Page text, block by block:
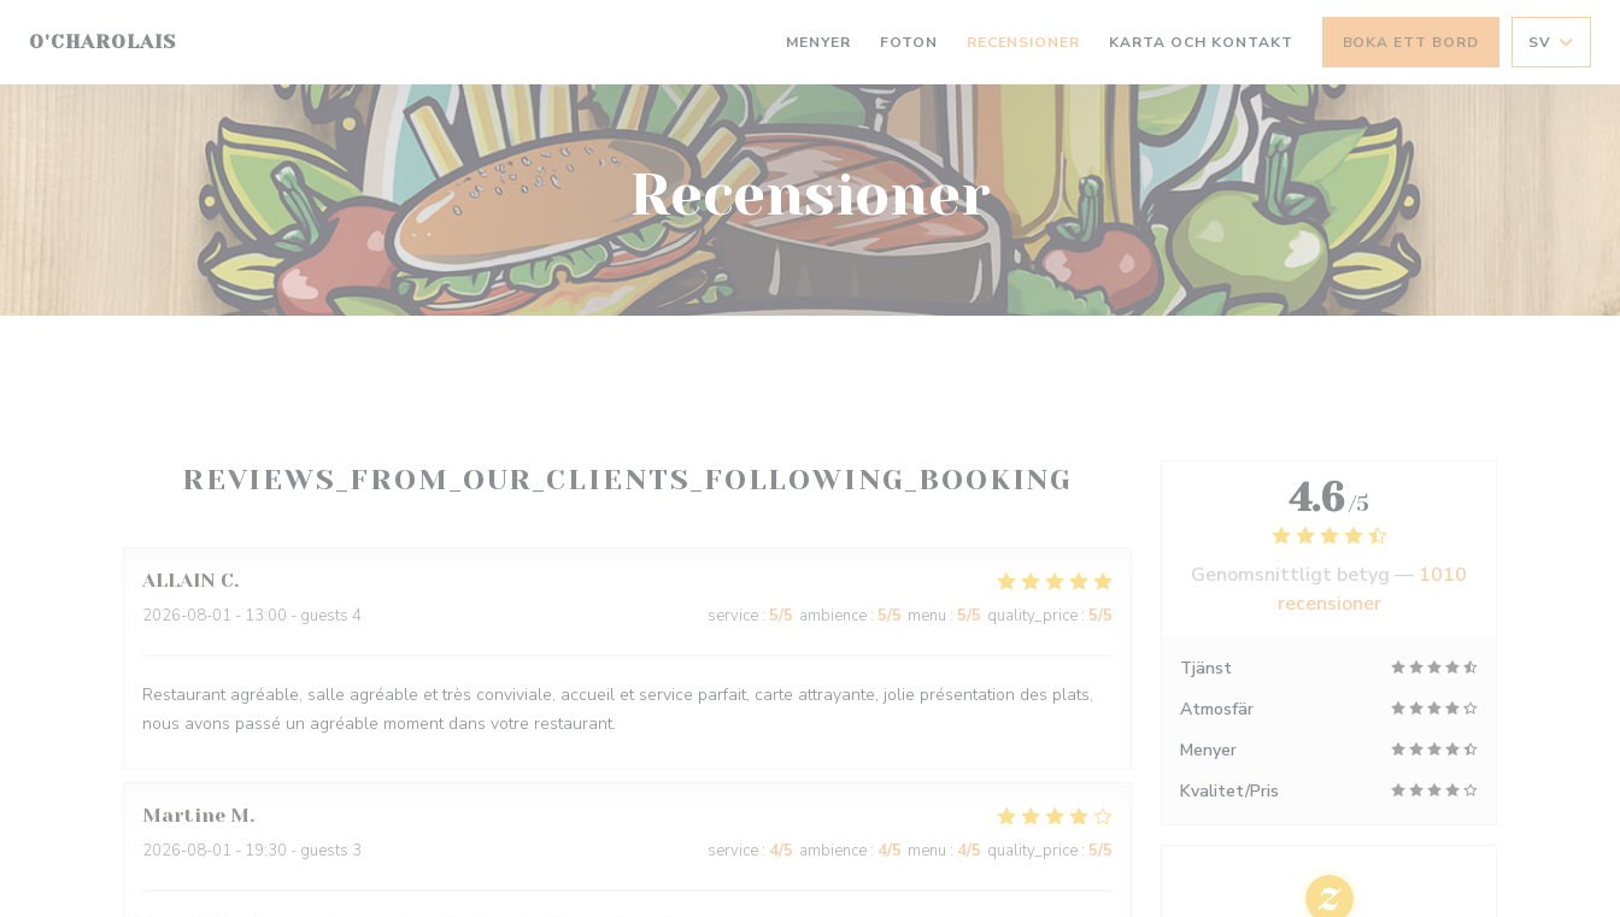
O'CHAROLAIS MENYER FOTON RECENSIONER KARTA OCH KONTAKT BOKA ETT BORD SV
Recensioner
REVIEWS_FROM_OUR_CLIENTS_FOLLOWING_BOOKING
ALLAIN C
2026-08-01 - 13:00 - guests 4 service : 5/5 ambience : 5/5 menu : 5/5 quality_price : 5/5
Restaurant agréable, salle agréable et très conviviale, accueil et service parfait, carte attrayante, jolie présentation des plats,
nous avons passé un agréable moment dans votre restaurant.
Martine M
2026-08-01 - 19:30 - guests 3 service : 4/5 ambience : 4/5 menu : 4/5 quality_price : 5/5
4.6 /5
Genomsnittligt betyg — 1010
recensioner
Tjänst
Atmosfär
Menyer
Kvalitet/Pris